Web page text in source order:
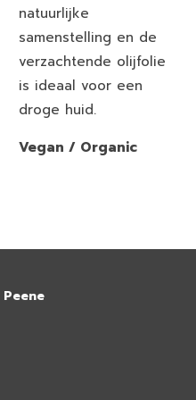
natuurlijke
samenstelling en de
verzachtende olijfolie
is ideaal voor een
droge huid.
Vegan / Organic
Peene